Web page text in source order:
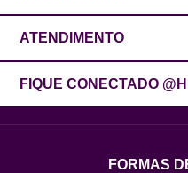
ATENDIMENTO
FIQUE CONECTADO
FORMAS